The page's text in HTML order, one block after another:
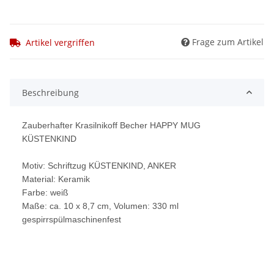
Artikel vergriffen Frage zum Artikel
Beschreibung
Zauberhafter Krasilnikoff Becher HAPPY MUG
KÜSTENKIND
Motiv: Schriftzug KÜSTENKIND, ANKER
Material: Keramik
Farbe: weiß
Maße: ca. 10 x 8,7 cm, Volumen: 330 ml
gespirrspülmaschinenfest